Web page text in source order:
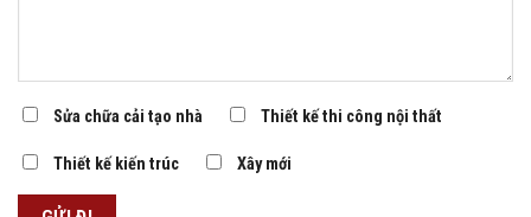
Sửa chữa cải tạo nhà Thiết kế thi công nội thất
Thiết kế kiến trúc Xây mới